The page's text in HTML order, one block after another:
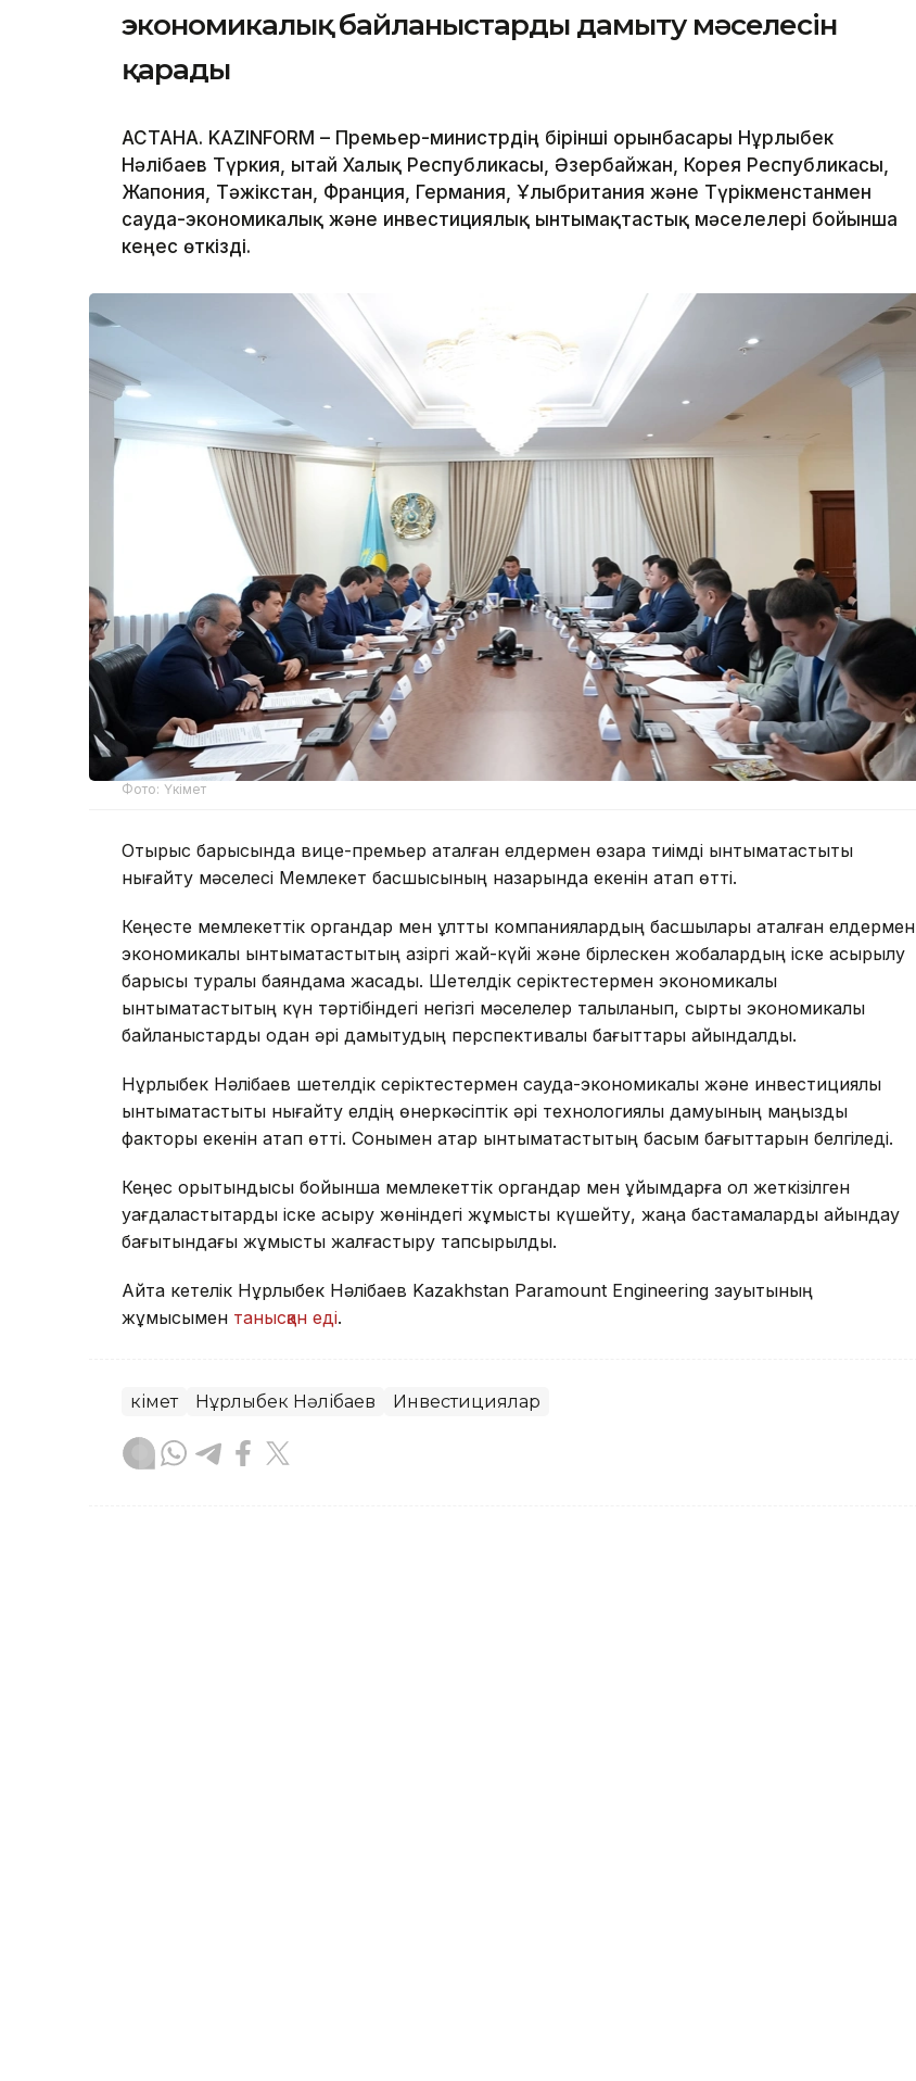
экономикалық байланыстарды дамыту мәселесін
қарады
АСТАНА. KAZINFORM – Премьер-министрдің бірінші орынбасары Нұрлыбек
Нәлібаев Түркия, Қытай Халық Республикасы, Әзербайжан, Корея Республикасы,
Жапония, Тәжікстан, Франция, Германия, Ұлыбритания және Түрікменстанмен
сауда-экономикалық және инвестициялық ынтымақтастық мәселелері бойынша
кеңес өткізді.
Фото: Үкімет
Отырыс барысында вице-премьер аталған елдермен өзара тиімді ынтымақтастықты
нығайту мәселесі Мемлекет басшысының назарында екенін атап өтті.
Кеңесте мемлекеттік органдар мен ұлттық компаниялардың басшылары аталған елдермен
экономикалық ынтымақтастықтың қазіргі жай-күйі және бірлескен жобалардың іске асырылу
барысы туралы баяндама жасады. Шетелдік серіктестермен экономикалық
ынтымақтастықтың күн тәртібіндегі негізгі мәселелер талқыланып, сыртқы экономикалық
байланыстарды одан әрі дамытудың перспективалы бағыттары айқындалды.
Нұрлыбек Нәлібаев шетелдік серіктестермен сауда-экономикалық және инвестициялық
ынтымақтастықты нығайту елдің өнеркәсіптік әрі технологиялық дамуының маңызды
факторы екенін атап өтті. Сонымен қатар ынтымақтастықтың басым бағыттарын белгіледі.
Кеңес қорытындысы бойынша мемлекеттік органдар мен ұйымдарға қол жеткізілген
уағдаластықтарды іске асыру жөніндегі жұмысты күшейту, жаңа бастамаларды айқындау
бағытындағы жұмысты жалғастыру тапсырылды.
Айта кетелік Нұрлыбек Нәлібаев Kazakhstan Paramount Engineering зауытының
жұмысымен танысқан еді.
Үкімет Нұрлыбек Нәлібаев Инвестициялар